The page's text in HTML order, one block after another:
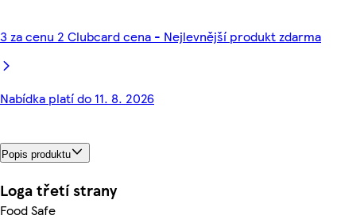
3 za cenu 2 Clubcard cena - Nejlevnější produkt zdarma
Nabídka platí do 11. 8. 2026
Popis produktu
Loga třetí strany
Food Safe